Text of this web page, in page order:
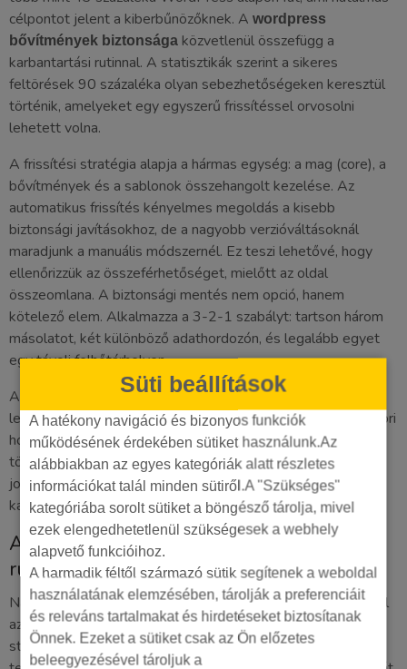
Süti beállítások
A hatékony navigáció és bizonyos funkciók
működésének érdekében sütiket használunk.Az
alábbiakban az egyes kategóriák alatt részletes
információkat talál minden sütiről.A "Szükséges"
kategóriába sorolt sütiket a böngésző tárolja, mivel
ezek elengedhetetlenül szükségesek a webhely
alapvető funkcióihoz.
A harmadik féltől származó sütik segítenek a weboldal
használatának elemzésében, tárolják a preferenciáit
és releváns tartalmakat és hirdetéseket biztosítanak
Önnek. Ezeket a sütiket csak az Ön előzetes
beleegyezésével tároljuk a
célpontot jelent a kiberbűnözőknek. A wordpress
bővítmények biztonsága közvetlenül összefügg a
karbantartási rutinnal. A statisztikák szerint a sikeres
feltörések 90 százaléka olyan sebezhetőségeken keresztül
történik, amelyeket egy egyszerű frissítéssel orvosolni
lehetett volna.
A frissítési stratégia alapja a hármas egység: a mag (core), a
bővítmények és a sablonok összehangolt kezelése. Az
automatikus frissítés kényelmes megoldás a kisebb
biztonsági javításokhoz, de a nagyobb verzióváltásoknál
maradjunk a manuális módszernél. Ez teszi lehetővé, hogy
ellenőrizzük az összeférhetőséget, mielőtt az oldal
összeomlana. A biztonsági mentés nem opció, hanem
kötelező elem. Alkalmazza a 3-2-1 szabályt: tartson három
másolatot, két különböző adathordozón, és legalább egyet
egy távoli felhőtárhelyen.
A felhasználói jogosultságok kezelésekor kövesse a
legkisebb jogosultság elvét. Csak annak adjon adminisztrátori
hozzáférést, akinek a munkájához ez elengedhetetlen. A
többieknek bőven elegendő a szerkesztői vagy szerzői
jogkör. Minden egyes fiókhoz követeljen meg legalább 16
karakteres, véletlenszerűen generált jelszavakat.
A Toptarget ügynökségi karbantartási
rutinja
Nálunk az első szabály, hogy soha nem frissítünk közvetlenül
az éles weboldalon. Minden módosítást egy elkülönített
staging (teszt) környezetben futtatunk le először. Ha a